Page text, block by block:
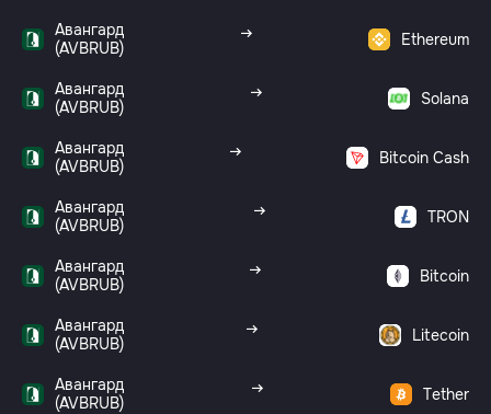
Авангард
(AVBRUB)
Ethereum
Авангард
(AVBRUB)
Solana
Авангард
(AVBRUB)
Bitcoin Cash
Авангард
(AVBRUB)
TRON
Авангард
(AVBRUB)
Bitcoin
Авангард
(AVBRUB)
Litecoin
Авангард
(AVBRUB)
Tether